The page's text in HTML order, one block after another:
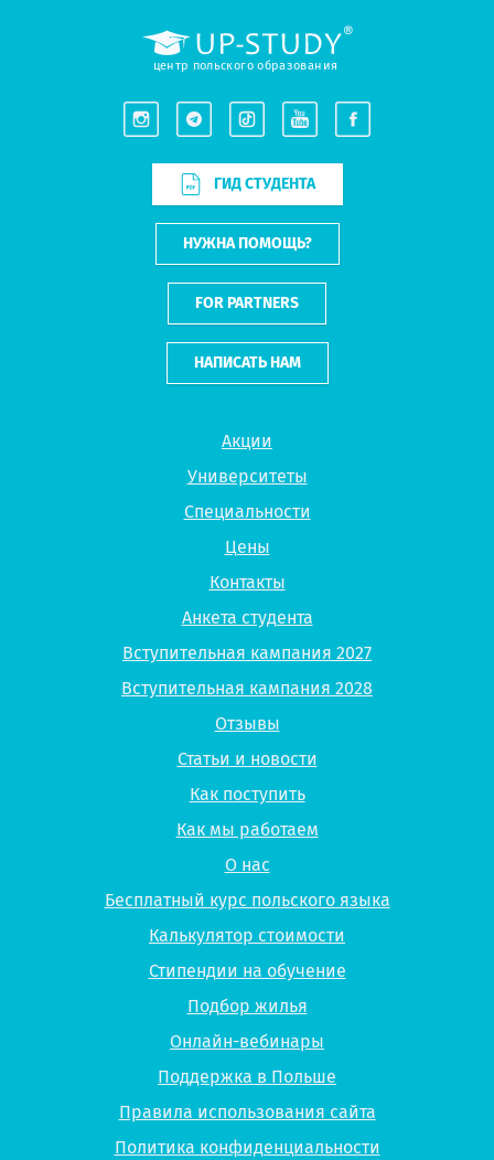
Акции
Университеты
Специальности
Цены
Контакты
Анкета студента
Вступительная кампания 2027
Вступительная кампания 2028
Отзывы
Статьи и новости
Как поступить
Как мы работаем
О нас
Бесплатный курс польского языка
Калькулятор стоимости
Стипендии на обучение
Подбор жилья
Онлайн-вебинары
Поддержка в Польше
Правила использования сайта
Политика конфиденциальности
центр польского образования
ГИД СТУДЕНТА
НУЖНА ПОМОЩЬ?
FOR PARTNERS
НАПИСАТЬ НАМ